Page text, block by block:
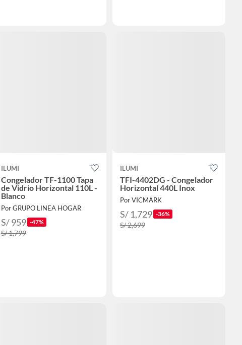
ILUMI
Congelador TF-1100 Tapa
de Vidrio Horizontal 110L -
Blanco
Por GRUPO LINEA HOGAR
S/ 959 -47%
S/ 1,799
ILUMI
TFI-4402DG - Congelador
Horizontal 440L Inox
Por VICMARK
S/ 1,729 -36%
S/ 2,699